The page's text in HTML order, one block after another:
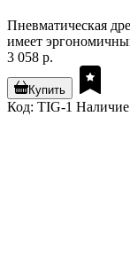
Пневматическая
имеет
3 058 р.
Купить
Код: TIG-1